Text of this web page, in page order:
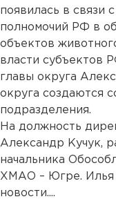
появилась в связи
полномочий РФ в
объектов
власти субъектов
главы округа
округа создаются
подразделения.
На должность
Александр Кучук,
начальника
ХМАО – Югре. Илья
новости....